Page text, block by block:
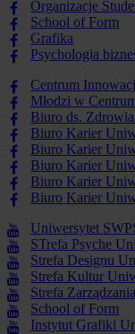
Organizacje
School of Form
Grafika
Psychologia
Centrum
Młodzi w
Biuro ds.
Biuro Karier
Biuro Karier
Biuro Karier
Biuro Karier
Biuro Karier
Uniwersytet
STrefa Psyche
Strefa Designu
Strefa Kultur
Strefa
School of Form
Instytut Grafiki